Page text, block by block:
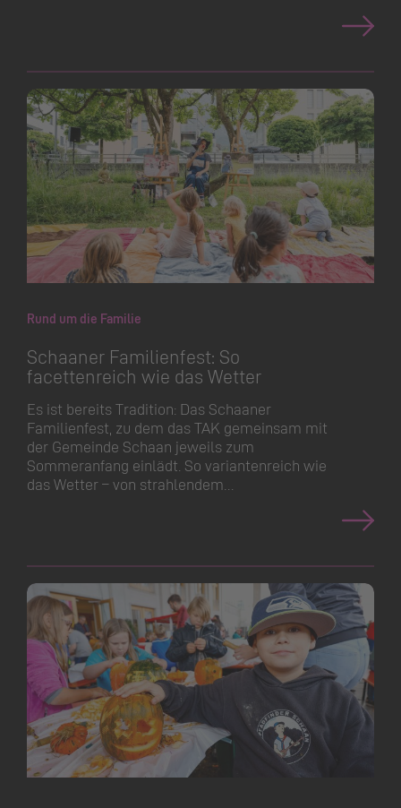
Rund um die Familie
Schaaner Familienfest: So
facettenreich wie das Wetter
Es ist bereits Tradition: Das Schaaner
Familienfest, zu dem das TAK gemeinsam mit
der Gemeinde Schaan jeweils zum
Sommeranfang einlädt. So variantenreich wie
das Wetter – von strahlendem…